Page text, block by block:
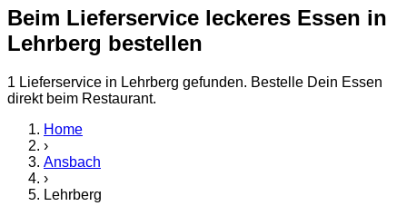
Beim Lieferservice leckeres Essen in
Lehrberg bestellen
1 Lieferservice in Lehrberg gefunden. Bestelle Dein Essen
direkt beim Restaurant.
Home
›
Ansbach
›
Lehrberg